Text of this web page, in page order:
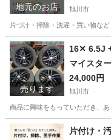
地元のお店 旭川市
片づけ・掃除・洗濯・買い物な
北海道 旭川市
売ります
16✕ 6.5J
マイスタ
24,000円
旭川市
商品に興味をもっていただき、
北海道 旭川市 タイヤ、
片付け・